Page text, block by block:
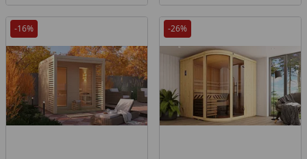
-16% -26%